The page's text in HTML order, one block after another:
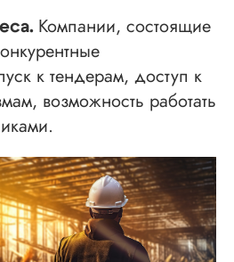
Компании, состоящие
к тендерам, доступ к
возможность работать